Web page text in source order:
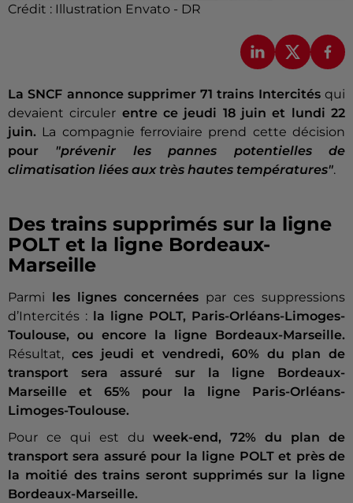
Crédit : Illustration Envato - DR
La SNCF annonce supprimer 71 trains Intercitésqui
devaient circuler entre ce jeudi 18 juin et lundi 22
juin. La compagnie ferroviaire prend cette décision
pour "prévenir les pannes potentielles de
climatisation liées aux très hautes températures".
Des trains supprimés sur la ligne
POLT et la ligne Bordeaux-
Marseille
Parmi les lignes concernées par ces suppressions
d’Intercités :
la ligne POLT, Paris-Orléans-Limoges-
Toulouse, ou encore la ligne Bordeaux-Marseille.
Résultat, ces jeudi et vendredi, 60% du plan de
transport sera assuré sur la ligne Bordeaux-
Marseille et 65% pour la ligne Paris-Orléans-
Limoges-Toulouse.
Pour ce qui est duweek-end, 72% du plan de
transport sera assuré pour la ligne POLT et près de
la moitié des trains seront supprimés sur la ligne
Bordeaux-Marseille.